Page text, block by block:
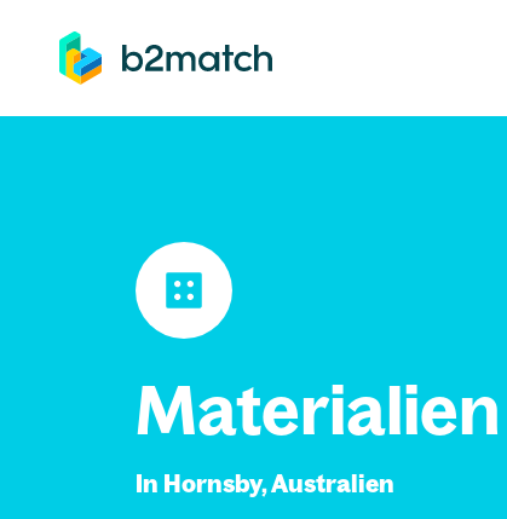
springen
In Hornsby, Australien